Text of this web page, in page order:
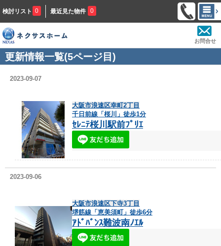
検討リスト 0 最近見た物件 0
お問合せ
更新情報一覧(5ページ目)
2023-09-07
大阪市浪速区幸町2丁目
千日前線「桜川」徒歩1分
ｾﾚﾆﾃ桜川駅前ﾌﾟﾘｴ
2023-09-06
大阪市浪速区下寺3丁目
堺筋線「恵美須町」徒歩6分
ｱﾄﾞﾊﾞﾝｽ難波南ﾉｴﾙ